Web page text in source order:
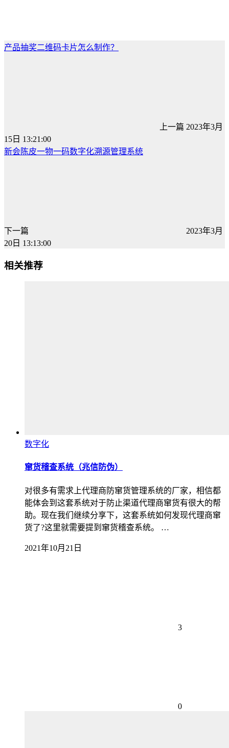
产品抽奖二维码卡片怎么制作？
上一篇 2023年3月
15日 13:21:00
新会陈皮一物一码数字化溯源管理系统
下一篇
2023年3月
20日 13:13:00
相关推荐
数字化
窜货稽查系统（兆信防伪）
对很多有需求上代理商防窜货管理系统的厂家，相信都
能体会到这套系统对于防止渠道代理商窜货有很大的帮
助。现在我们继续分享下，这套系统如何发现代理商窜
货了?这里就需要提到窜货稽查系统。 …
2021年10月21日
3
0